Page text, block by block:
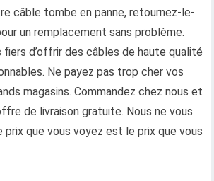
câble tombe en panne, retournez-le-
un remplacement sans problème.
d’offrir des câbles de haute qualité
Ne payez pas trop cher vos
magasins. Commandez chez nous et
de livraison gratuite. Nous ne vous
prix que vous voyez est le prix que vous